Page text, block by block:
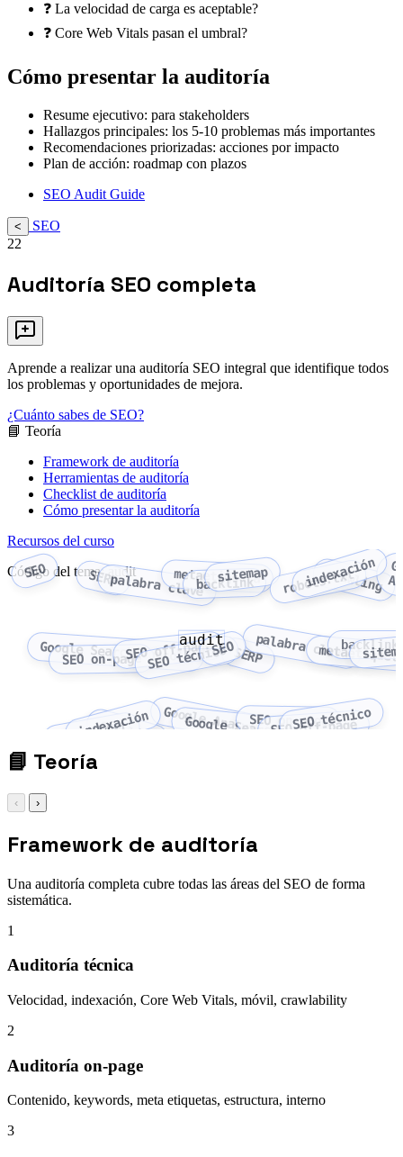
❓ La velocidad de carga es aceptable?
❓ Core Web Vitals pasan el umbral?
Cómo presentar la auditoría
Resume ejecutivo: para stakeholders
Hallazgos principales: los 5-10 problemas más importantes
Recomendaciones priorizadas: acciones por impacto
Plan de acción: roadmap con plazos
SEO Audit Guide
<
SEO
22
Auditoría SEO completa
Aprende a realizar una auditoría SEO integral que identifique todos
los problemas y oportunidades de mejora.
¿Cuánto sabes de SEO?
📘 Teoría
Framework de auditoría
Herramientas de auditoría
Checklist de auditoría
Cómo presentar la auditoría
Recursos del curso
Código del tema: audit
SEO SERPpalabra clavemetaetiqueta
backlink
sitemap robots.txt
indexación
crawling
Google Search Console
SEO on-pageSEO off-page
SEO técnico
SEOSERPpalabra clavebacklink
robots.txt
indexación
crawlingGoogle Analytics
Google Search Console
SEO on-page
SEO off-page
SEO técnico
audit
📘 Teoría
‹ ›
Framework de auditoría
Una auditoría completa cubre todas las áreas del SEO de forma
sistemática.
1
Auditoría técnica
Velocidad, indexación, Core Web Vitals, móvil, crawlability
2
Auditoría on-page
Contenido, keywords, meta etiquetas, estructura, interno
3